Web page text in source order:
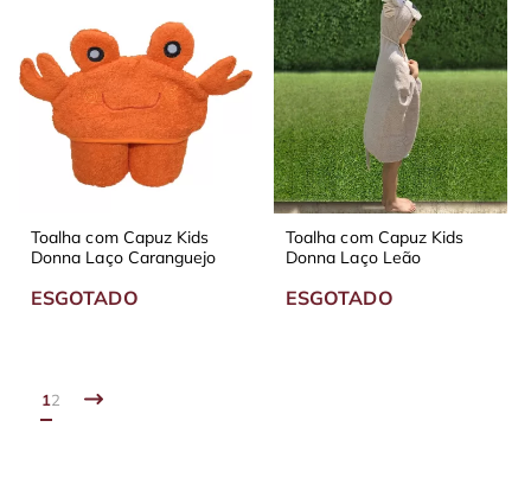
Toalha com Capuz Kids
Donna Laço Caranguejo
ESGOTADO
Toalha com Capuz Kids
Donna Laço Leão
ESGOTADO
12